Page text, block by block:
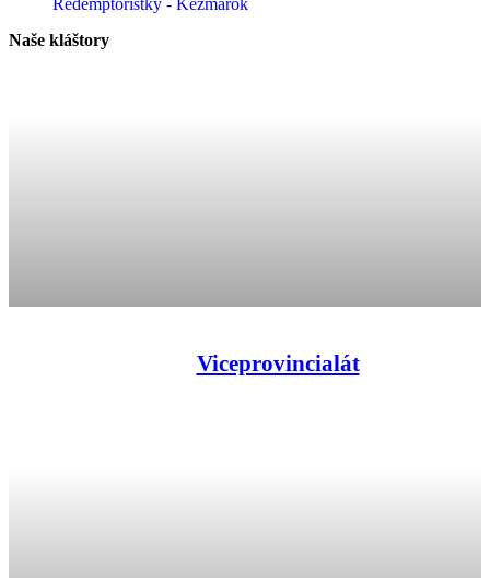
Redemptoristky - Kežmarok
Naše kláštory
Viceprovincialát